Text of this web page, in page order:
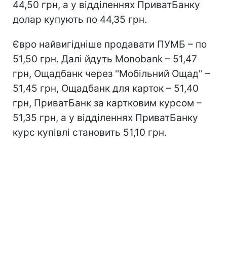
44,50 грн, а у відділеннях ПриватБанку
долар купують по 44,35 грн.
Євро найвигідніше продавати ПУМБ – по
51,50 грн. Далі йдуть Monobank – 51,47
грн, Ощадбанк через ''Мобільний Ощад'' –
51,45 грн, Ощадбанк для карток – 51,40
грн, ПриватБанк за картковим курсом –
51,35 грн, а у відділеннях ПриватБанку
курс купівлі становить 51,10 грн.